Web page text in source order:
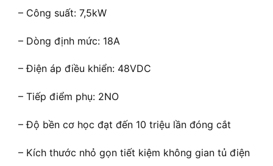
– Công suất: 7,5kW
– Dòng định mức: 18A
– Điện áp điều khiển: 48VDC
– Tiếp điểm phụ: 2NO
– Độ bền cơ học đạt đến 10 triệu lần đóng cắt
– Kích thước nhỏ gọn tiết kiệm không gian tủ điện